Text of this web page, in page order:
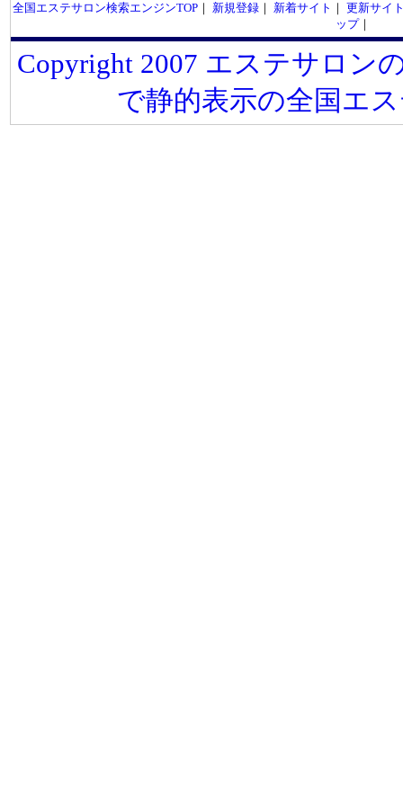
全国エステサロン検索エンジンTOP｜ 新規登録｜ 新着サイト ｜ 更新サイ
ップ｜
Copyright 2007 エステサロン
で静的表示の全国エ